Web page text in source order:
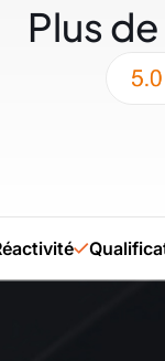
Plus
Qualification